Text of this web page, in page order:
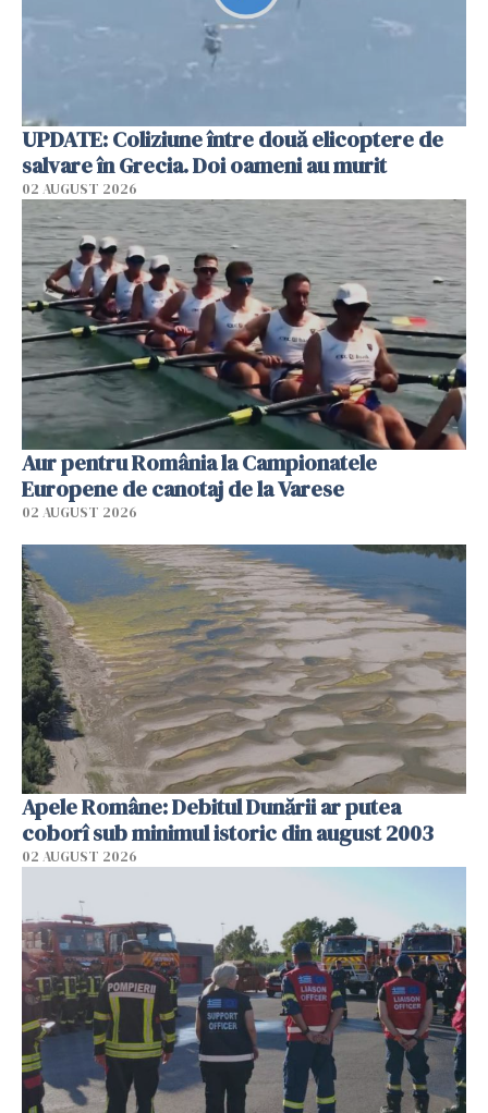
UPDATE: Coliziune între două elicoptere de
salvare în Grecia. Doi oameni au murit
02 AUGUST 2026
Aur pentru România la Campionatele
Europene de canotaj de la Varese
02 AUGUST 2026
Apele Române: Debitul Dunării ar putea
coborî sub minimul istoric din august 2003
02 AUGUST 2026